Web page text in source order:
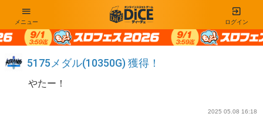
ログイン
メニュー
5175メダル(10350G) 獲得！
やたー！
2025 05.08 16:18